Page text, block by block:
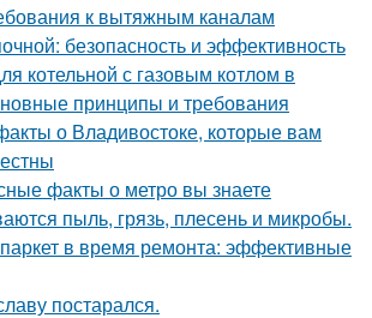
к вытяжным каналам
безопасность и эффективность
котельной с газовым котлом в
принципы и требования
о Владивостоке, которые вам
факты о метро вы знаете
пыль, грязь, плесень и микробы.
в время ремонта: эффективные
постарался.